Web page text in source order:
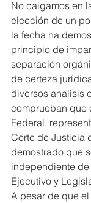
No caigamos en
elección de un
la fecha ha
principio de
separación
de certeza
diversos analisis
comprueban que
Federal,
Corte de Justicia
demostrado que
independiente
Ejecutivo y
A pesar de que